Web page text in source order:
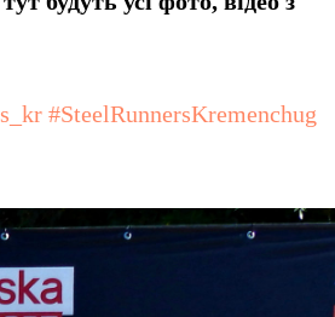
#SteelRunnersKremenchug